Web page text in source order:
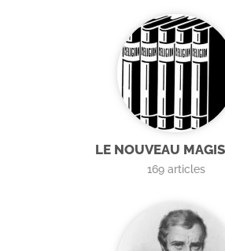
LE NOUVEAU
169 articles